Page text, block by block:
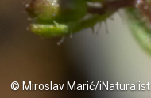
© Miroslav Marić/iNaturalist